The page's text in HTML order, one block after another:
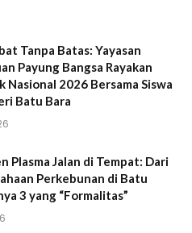
Tanpa Batas: Yayasan
Payung Bangsa Rayakan
Nasional 2026 Bersama Siswa
Batu Bara
Plasma Jalan di Tempat: Dari
Perkebunan di Batu
3 yang “Formalitas”